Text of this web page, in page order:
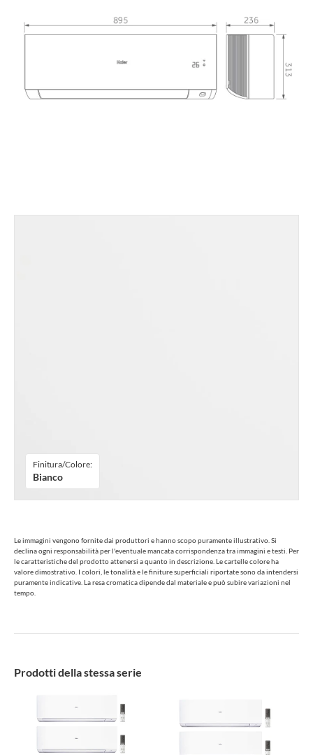
Finitura/Colore:
Bianco
Le immagini vengono fornite dai produttori e hanno scopo puramente illustrativo. Si
declina ogni responsabilità per l'eventuale mancata corrispondenza tra immagini e testi. Per
le caratteristiche del prodotto attenersi a quanto in descrizione. Le cartelle colore ha
valore dimostrativo. I colori, le tonalità e le finiture superficiali riportate sono da intendersi
puramente indicative. La resa cromatica dipende dal materiale e può subire variazioni nel
tempo.
Prodotti della stessa serie